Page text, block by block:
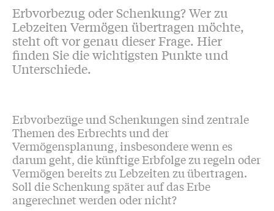
Erbvorbezug oder Schenkung? Wer zu
Lebzeiten Vermögen übertragen möchte,
steht oft vor genau dieser Frage. Hier
finden Sie die wichtigsten Punkte und
Unterschiede.
Erbvorbezüge und Schenkungen sind zentrale
Themen des Erbrechts und der
Vermögensplanung, insbesondere wenn es
darum geht, die künftige Erbfolge zu regeln oder
Vermögen bereits zu Lebzeiten zu übertragen.
Soll die Schenkung später auf das Erbe
angerechnet werden oder nicht?